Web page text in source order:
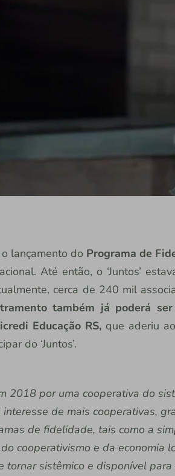
lançamento do Programa de
Até então, o ‘Juntos’
cerca de 240 mil
também já poderá
Educação RS, que aderiu
do ‘Juntos’.
2018 por uma cooperativa do
de mais cooperativas,
de fidelidade, tais como a
cooperativismo e da economia
tornar sistêmico e disponível